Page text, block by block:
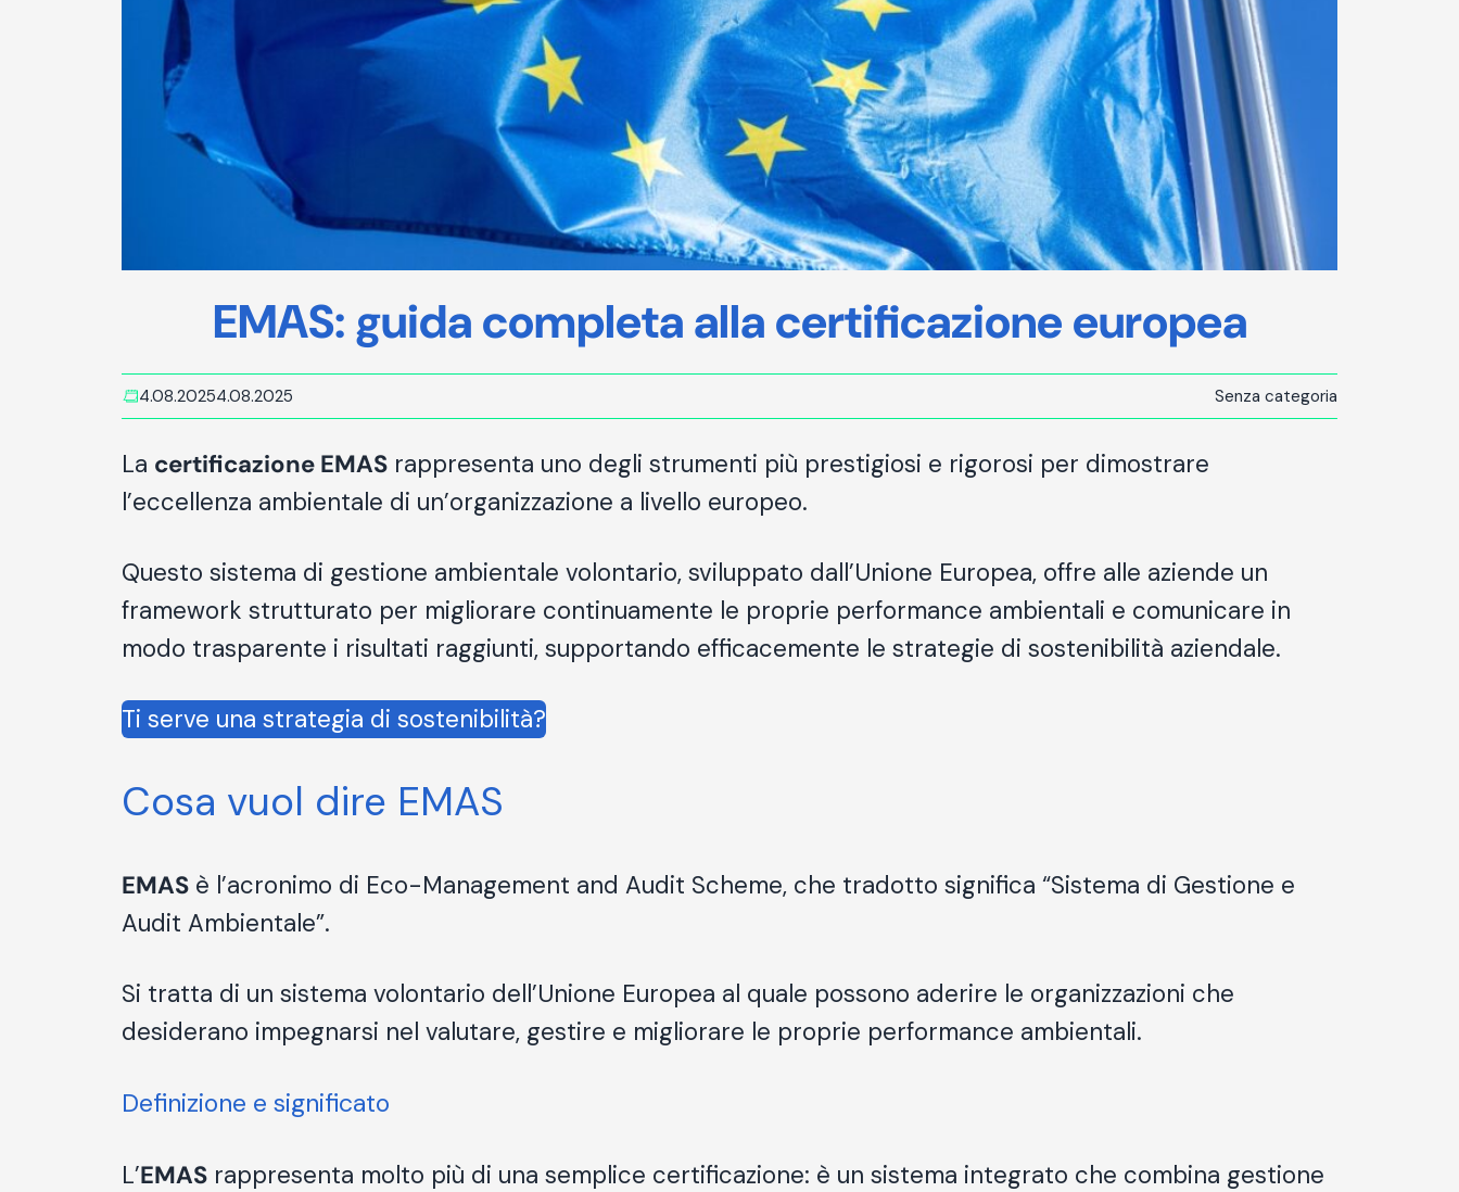
EMAS: guida completa alla certificazione europea
4.08.20254.08.2025 Senza categoria
La certificazione EMAS rappresenta uno degli strumenti più prestigiosi e rigorosi per dimostrare
l’eccellenza ambientale di un’organizzazione a livello europeo.
Questo sistema di gestione ambientale volontario, sviluppato dall’Unione Europea, offre alle aziende un
framework strutturato per migliorare continuamente le proprie performance ambientali e comunicare in
modo trasparente i risultati raggiunti, supportando efficacemente le strategie di sostenibilità aziendale.
Ti serve una strategia di sostenibilità?
Cosa vuol dire EMAS
EMAS è l’acronimo di Eco-Management and Audit Scheme, che tradotto significa “Sistema di Gestione e
Audit Ambientale”.
Si tratta di un sistema volontario dell’Unione Europea al quale possono aderire le organizzazioni che
desiderano impegnarsi nel valutare, gestire e migliorare le proprie performance ambientali.
Definizione e significato
L’EMAS rappresenta molto più di una semplice certificazione: è un sistema integrato che combina gestione